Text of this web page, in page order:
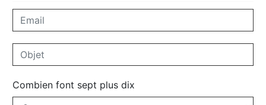
Combien font sept plus dix